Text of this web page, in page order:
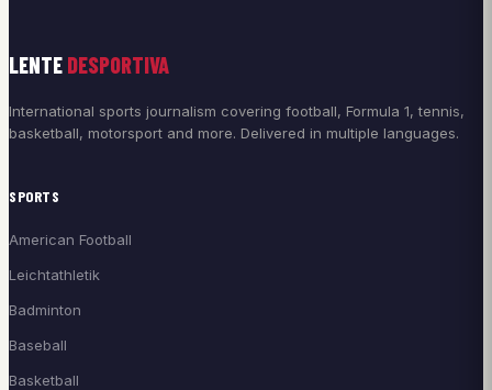
LENTE DESPORTIVA
International sports journalism covering football, Formula 1, tennis,
basketball, motorsport and more. Delivered in multiple languages.
SPORTS
American Football
Leichtathletik
Badminton
Baseball
Basketball